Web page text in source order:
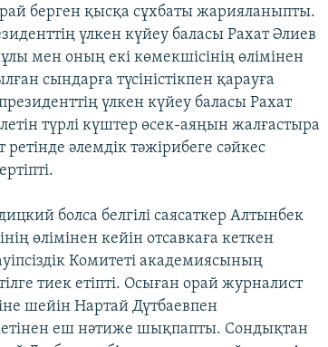
берген қысқа сұхбаты жарияланыпты.
үлкен күйеу баласы Рахат Әлиев
мен оның екі көмекшісінің өлімінен
сындарға түсіністікпен қарауға
үлкен күйеу баласы Рахат
түрлі күштер өсек-аяңын жалғастыра
әлемдік тәжірибеге сәйкес
болса белгілі саясаткер Алтынбек
өлімінен кейін отсавкаға кеткен
Комитеті академиясының
тиек етіпті. Осыған орай журналист
шейін Нартай Дүтбаевпен
еш нәтиже шықпапты. Сондықтан